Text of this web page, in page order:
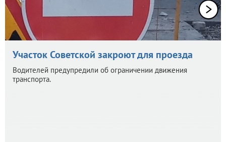
Участок Советской закроют для проезда
Водителей предупредили об ограничении движения
транспорта.